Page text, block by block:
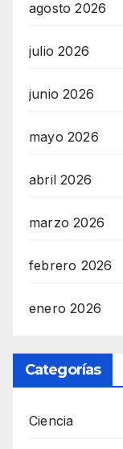
agosto 2026
julio 2026
junio 2026
mayo 2026
abril 2026
marzo 2026
febrero 2026
enero 2026
Categorías
Ciencia